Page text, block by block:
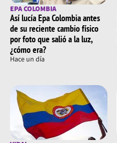
EPA COLOMBIA
Así lucía Epa Colombia antes
de su reciente cambio físico
por foto que salió a la luz,
¿cómo era?
Hace un día